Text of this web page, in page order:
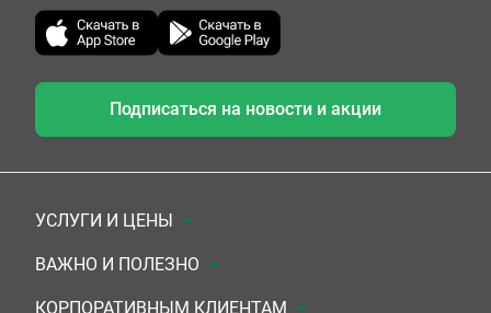
Подписаться на новости и акции
УСЛУГИ И ЦЕНЫ
Анализы
Комплексы
ВАЖНО И ПОЛЕЗНО
Документы для заключения договора
КОРПОРАТИВНЫМ КЛИЕНТАМ